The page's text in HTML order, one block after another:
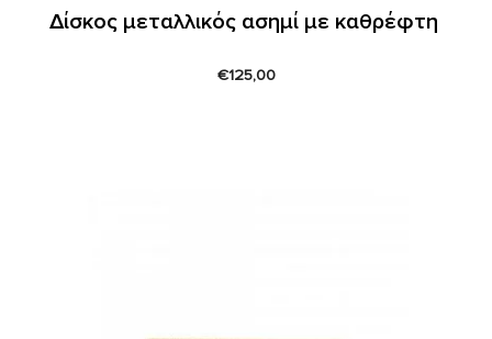
Δίσκος μεταλλικός ασημί με καθρέφτη
€125,00